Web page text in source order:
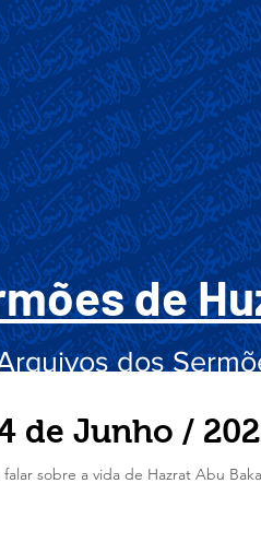
de
de Junho /
sobre a vida de Hazrat Abu
dos